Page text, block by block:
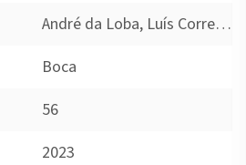
André da Loba, Luís Correia Carmelo
Boca
56
2023